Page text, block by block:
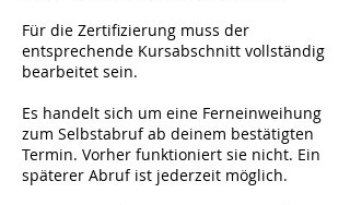
Für die Zertifizierung muss der
entsprechende Kursabschnitt vollständig
bearbeitet sein.
Es handelt sich um eine Ferneinweihung
zum Selbstabruf ab deinem bestätigten
Termin. Vorher funktioniert sie nicht. Ein
späterer Abruf ist jederzeit möglich.